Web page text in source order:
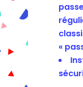
«